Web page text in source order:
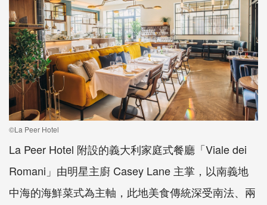
©La Peer Hotel
La Peer Hotel 附設的義大利家庭式餐廳「Viale dei
Romani」由明星主廚 Casey Lane 主掌，以南義地
中海的海鮮菜式為主軸，此地美食傳統深受南法、兩